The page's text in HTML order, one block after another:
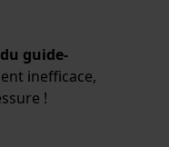
guide-
inefficace,
!